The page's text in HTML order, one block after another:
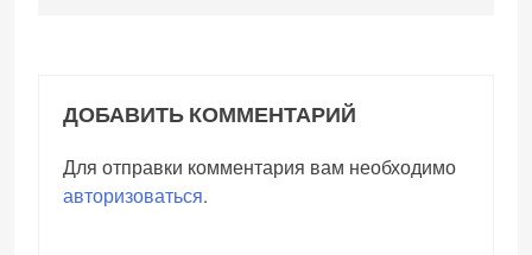
ДОБАВИТЬ КОММЕНТАРИЙ
Для отправки комментария вам необходимо
авторизоваться.